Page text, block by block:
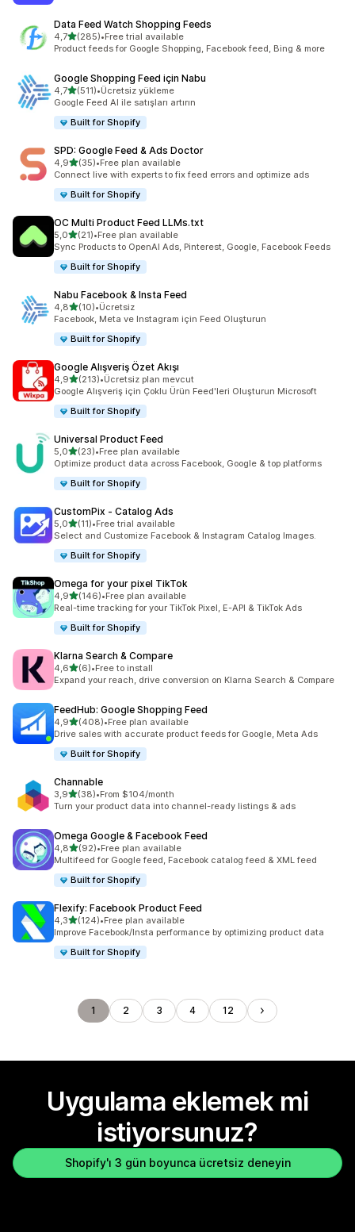
Data Feed Watch Shopping Feeds
4,75 yıldız üzerinden
(285)
toplam 285 değerlendirme
•Free trial available
Product feeds for Google Shopping, Facebook feed, Bing & more
Google Shopping Feed için Nabu
4,75 yıldız üzerinden
(511)
toplam 511 değerlendirme
•Ücretsiz yükleme
Google Feed AI ile satışları artırın
Built for Shopify
SPD: Google Feed & Ads Doctor
4,95 yıldız üzerinden
(35)
toplam 35 değerlendirme
•Free plan available
Connect live with experts to fix feed errors and optimize ads
Built for Shopify
OC Multi Product Feed LLMs.txt
5,05 yıldız üzerinden
(21)
toplam 21 değerlendirme
•Free plan available
Sync Products to OpenAI Ads, Pinterest, Google, Facebook Feeds
Built for Shopify
Nabu Facebook & Insta Feed
4,85 yıldız üzerinden
(10)
toplam 10 değerlendirme
•Ücretsiz
Facebook, Meta ve Instagram için Feed Oluşturun
Built for Shopify
Google Alışveriş Özet Akışı
4,95 yıldız üzerinden
(213)
toplam 213 değerlendirme
•Ücretsiz plan mevcut
Google Alışveriş için Çoklu Ürün Feed'leri Oluşturun Microsoft
Built for Shopify
Universal Product Feed
5,05 yıldız üzerinden
(23)
toplam 23 değerlendirme
•Free plan available
Optimize product data across Facebook, Google & top platforms
Built for Shopify
CustomPix ‑ Catalog Ads
5,05 yıldız üzerinden
(11)
toplam 11 değerlendirme
•Free trial available
Select and Customize Facebook & Instagram Catalog Images.
Built for Shopify
Omega for your pixel TikTok
4,95 yıldız üzerinden
(146)
toplam 146 değerlendirme
•Free plan available
Real-time tracking for your TikTok Pixel, E-API & TikTok Ads
Built for Shopify
Klarna Search & Compare
4,65 yıldız üzerinden
(6)
toplam 6 değerlendirme
•Free to install
Expand your reach, drive conversion on Klarna Search & Compare
FeedHub: Google Shopping Feed
4,95 yıldız üzerinden
(408)
toplam 408 değerlendirme
•Free plan available
Drive sales with accurate product feeds for Google, Meta Ads
Built for Shopify
Channable
3,95 yıldız üzerinden
(38)
toplam 38 değerlendirme
•From $104/month
Turn your product data into channel-ready listings & ads
Omega Google & Facebook Feed
4,85 yıldız üzerinden
(92)
toplam 92 değerlendirme
•Free plan available
Multifeed for Google feed, Facebook catalog feed & XML feed
Built for Shopify
Flexify: Facebook Product Feed
4,35 yıldız üzerinden
(124)
toplam 124 değerlendirme
•Free plan available
Improve Facebook/Insta performance by optimizing product data
Built for Shopify
1 2 3 4 12
Uygulama eklemek mi
istiyorsunuz?
Shopify'ı 3 gün boyunca ücretsiz deneyin